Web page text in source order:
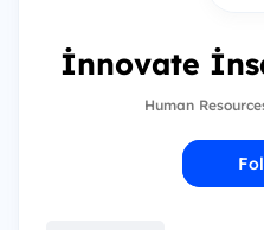
İnnovate
Human